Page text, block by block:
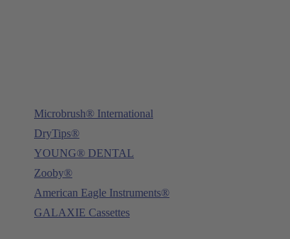
Microbrush® International
DryTips®
YOUNG® DENTAL
Zooby®
American Eagle Instruments®
GALAXIE Cassettes